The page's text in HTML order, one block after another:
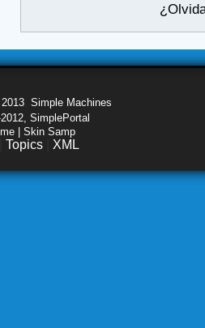
Simple Machines
SimplePortal
| Skin Samp
Topics XML